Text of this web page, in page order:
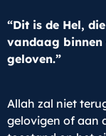
“Dit is de Hel,
vandaag binnen
geloven.”
Allah zal niet
gelovigen of aan